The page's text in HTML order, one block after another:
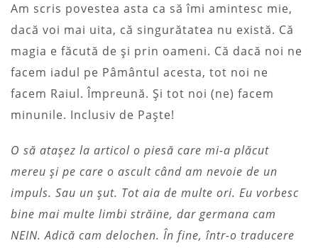
Am scris povestea asta ca să îmi amintesc mie,
dacă voi mai uita, că singurătatea nu există. Că
magia e făcută de și prin oameni. Că dacă noi ne
facem iadul pe Pâmântul acesta, tot noi ne
facem Raiul. Împreună. Și tot noi (ne) facem
minunile. Inclusiv de Paște!
O să atașez la articol o piesă care mi-a plăcut
mereu și pe care o ascult când am nevoie de un
impuls. Sau un șut. Tot aia de multe ori. Eu vorbesc
bine mai multe limbi străine, dar germana cam
NEIN. Adică cam delochen. În fine, într-o traducere